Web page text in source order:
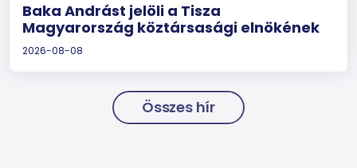
Baka Andrást jelöli a Tisza
Magyarország köztársasági elnökének
2026-08-08
Összes hír